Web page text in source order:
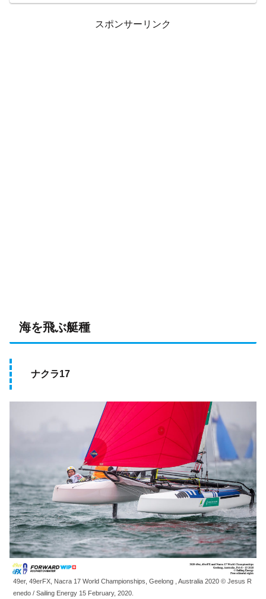
スポンサーリンク
海を飛ぶ艇種
ナクラ17
49er, 49erFX, Nacra 17 World Championships, Geelong , Australia 2020 © Jesus R
enedo / Sailing Energy 15 February, 2020.